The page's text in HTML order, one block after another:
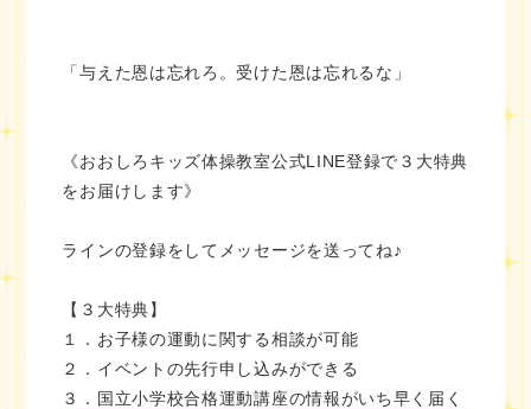
「与えた恩は忘れろ。受けた恩は忘れるな」
《おおしろキッズ体操教室公式LINE登録で３大特典
をお届けします》
ラインの登録をしてメッセージを送ってね♪
【３大特典】
１．お子様の運動に関する相談が可能
２．イベントの先行申し込みができる
３．国立小学校合格運動講座の情報がいち早く届く